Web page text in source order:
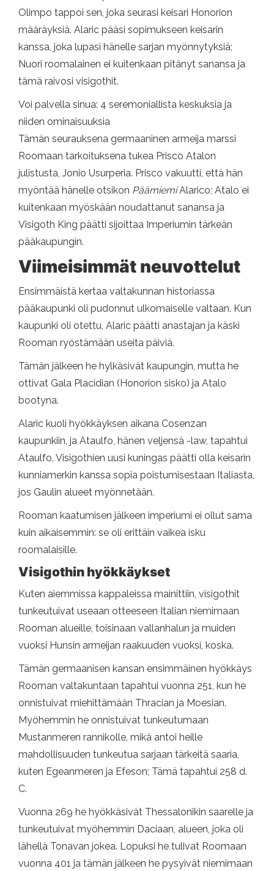
Olimpo tappoi sen, joka seurasi keisari Honorion
määräyksiä. Alaric pääsi sopimukseen keisarin
kanssa, joka lupasi hänelle sarjan myönnytyksiä;
Nuori roomalainen ei kuitenkaan pitänyt sanansa ja
tämä raivosi visigothit.
Voi palvella sinua: 4 seremoniallista keskuksia ja
niiden ominaisuuksia
Tämän seurauksena germaaninen armeija marssi
Roomaan tarkoituksena tukea Prisco Atalon
julistusta, Jonio Usurperia. Prisco vakuutti, että hän
myöntää hänelle otsikon PäämiemiAlarico; Atalo ei
kuitenkaan myöskään noudattanut sanansa ja
Visigoth King päätti sijoittaa Imperiumin tärkeän
pääkaupungin.
Viimeisimmät neuvottelut
Ensimmäistä kertaa valtakunnan historiassa
pääkaupunki oli pudonnut ulkomaiselle valtaan. Kun
kaupunki oli otettu, Alaric päätti anastajan ja käski
Rooman ryöstämään useita päiviä.
Tämän jälkeen he hylkäsivät kaupungin, mutta he
ottivat Gala Placidian (Honorion sisko) ja Atalo
bootyna.
Alaric kuoli hyökkäyksen aikana Cosenzan
kaupunkiin, ja Ataulfo, hänen veljensä -law, tapahtui
Ataulfo. Visigothien uusi kuningas päätti olla keisarin
kunniamerkin kanssa sopia poistumisestaan ​​Italiasta,
jos Gaulin alueet myönnetään.
Rooman kaatumisen jälkeen imperiumi ei ollut sama
kuin aikaisemmin: se oli erittäin vaikea isku
roomalaisille.
Visigothin hyökkäykset
Kuten aiemmissa kappaleissa mainittiin, visigothit
tunkeutuivat useaan otteeseen Italian niemimaan
Rooman alueille, toisinaan vallanhalun ja muiden
vuoksi Hunsin armeijan raakuuden vuoksi, koska.
Tämän germaanisen kansan ensimmäinen hyökkäys
Rooman valtakuntaan tapahtui vuonna 251, kun he
onnistuivat miehittämään Thracian ja Moesian.
Myöhemmin he onnistuivat tunkeutumaan
Mustanmeren rannikolle, mikä antoi heille
mahdollisuuden tunkeutua sarjaan tärkeitä saaria,
kuten Egeanmeren ja Efeson; Tämä tapahtui 258 d.
C.
Vuonna 269 he hyökkäsivät Thessalonikin saarelle ja
tunkeutuivat myöhemmin Daciaan, alueen, joka oli
lähellä Tonavan jokea. Lopuksi he tulivat Roomaan
vuonna 401 ja tämän jälkeen he pysyivät niemimaan